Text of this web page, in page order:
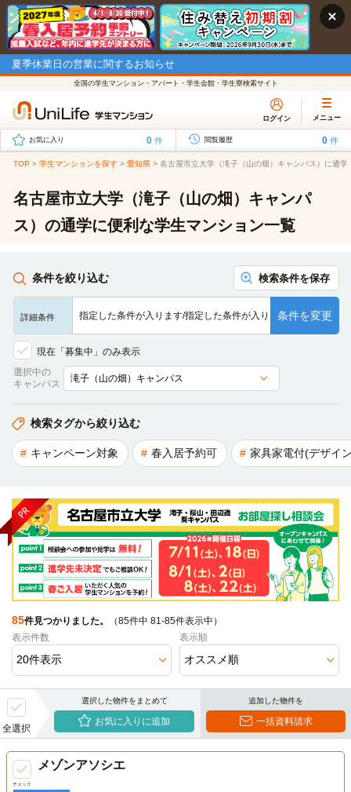
夏季休業日の営業に関するお知らせ
全国の学生マンション・アパート・学生会館・学生寮検索サイト
ログイン メニュー
お気に入り 0 件 閲覧履歴 0 件
TOP > 学生マンションを探す > 愛知県 > 名古屋市立大学（滝子（山の畑）キャンパス）に通
名古屋市立大学（滝子（山の畑）キャンパ
ス）の通学に便利な学生マンション一覧
条件を絞り込む 検索条件を保存
詳細条件 指定した条件が入ります/指定した条件が入ります/指定した条…
条件を変更
現在「募集中」のみ表示
選択中の
キャンパス
検索タグから絞り込む
キャンペーン対象 春入居予約可 家具家電付(デザイ
85件見つかりました。
（85件中 81-85件表示中）
表示件数
表示順
全選択
選択した物件をまとめて
お気に入りに追加
追加した物件を
一括資料請求
チェック
メゾンアソシエ